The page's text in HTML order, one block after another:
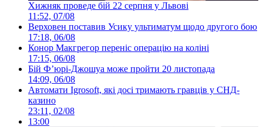
Хижняк проведе бій 22 серпня у Львові
11:52, 07/08
Верховен поставив Усику ультиматум щодо другого бою
17:18, 06/08
Конор Макгрегор переніс операцію на коліні
17:15, 06/08
Бій Ф’юрі-Джошуа може пройти 20 листопада
14:09, 06/08
Автомати Igrosoft, які досі тримають гравців у СНД-
казино
23:11, 02/08
13:00